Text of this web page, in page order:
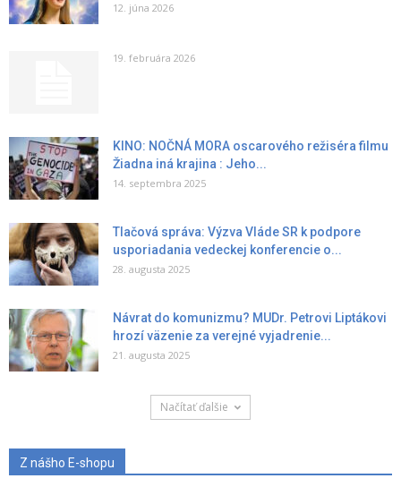
12. júna 2026
19. februára 2026
KINO: NOČNÁ MORA oscarového režiséra filmu
Žiadna iná krajina : Jeho...
14. septembra 2025
Tlačová správa: Výzva Vláde SR k podpore
usporiadania vedeckej konferencie o...
28. augusta 2025
Návrat do komunizmu? MUDr. Petrovi Liptákovi
hrozí väzenie za verejné vyjadrenie...
21. augusta 2025
Načítať ďalšie
Z nášho E-shopu